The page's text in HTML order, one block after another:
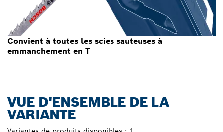
Convient à toutes les scies sauteuses à
emmanchement en T
VUE D'ENSEMBLE DE LA
VARIANTE